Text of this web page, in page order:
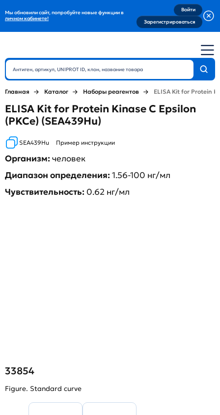
Мы обновили сайт, попробуйте новые функции в
личном кабинете!
Войти
Зарегистрироваться
Главная Каталог Наборы реагентов ELISA Kit for Protein
ELISA Kit for Protein Kinase C Epsilon
(PKCe) (SEA439Hu)
SEA439Hu Пример инструкции
Организм:человек
Диапазон определения:1.56-100 нг/мл
Чувствительность: 0.62 нг/мл
33854
Figure. Standard curve